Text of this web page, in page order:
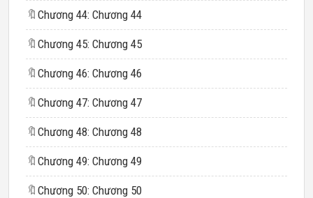
🔖 Chương 44: Chương 44
🔖 Chương 45: Chương 45
🔖 Chương 46: Chương 46
🔖 Chương 47: Chương 47
🔖 Chương 48: Chương 48
🔖 Chương 49: Chương 49
🔖 Chương 50: Chương 50